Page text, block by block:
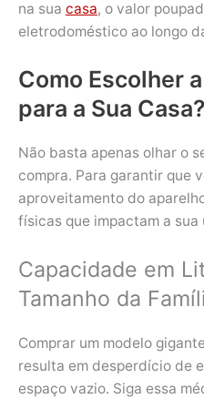
na sua casa, o valor
eletrodoméstico ao longo
Como Escolher
para a Sua Casa?
Não basta apenas olhar o
compra. Para garantir que
aproveitamento do
físicas que impactam a
Capacidade em
Tamanho da
Comprar um modelo
resulta em desperdício de
espaço vazio. Siga essa